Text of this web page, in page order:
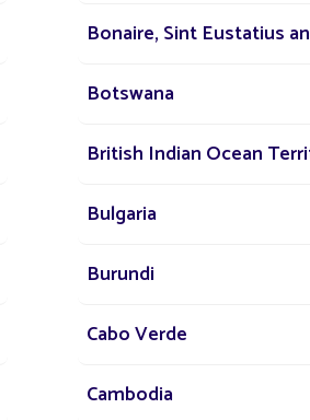
y nuestros
Bonaire, Sint Eustatius
Botswana
British Indian Ocean
Bulgaria
Burundi
Cabo Verde
Cambodia